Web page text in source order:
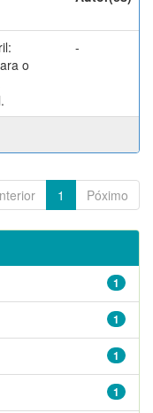
o
-
1 Póximo
1
1
1
1